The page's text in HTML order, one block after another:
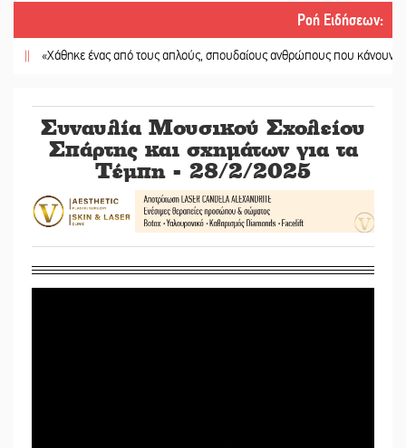
Ροή Ειδήσεων:
«Χάθηκε ένας από τους απλούς, σπουδαίους ανθρώπους που κάνουν τον
Συναυλία Μουσικού Σχολείου
Σπάρτης και σχημάτων για τα
Τέμπη - 28/2/2025